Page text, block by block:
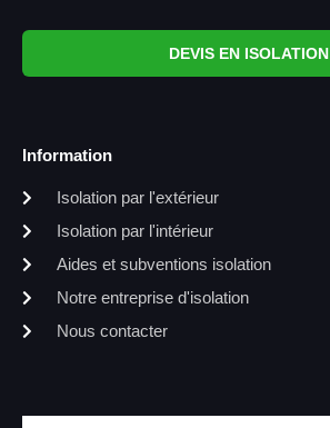
DEVIS EN ISOLATION
Information
Isolation par l'extérieur
Isolation par l'intérieur
Aides et subventions isolation
Notre entreprise d'isolation
Nous contacter